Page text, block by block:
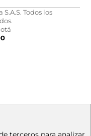
Todos los